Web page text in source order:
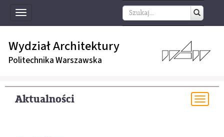
Toggle
navigation
Wydział Architektury
Politechnika Warszawska
Aktualności